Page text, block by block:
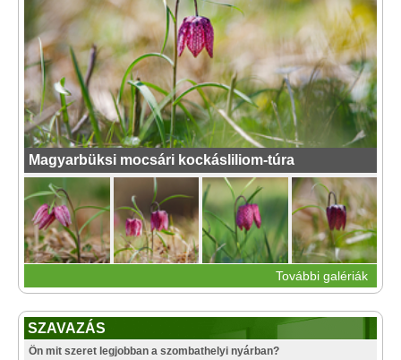
Magyarbüksi mocsári kockásliliom-túra
További galériák
SZAVAZÁS
Ön mit szeret legjobban a szombathelyi nyárban?